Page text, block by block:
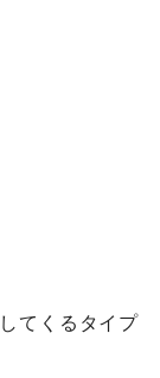
てくるタイプ